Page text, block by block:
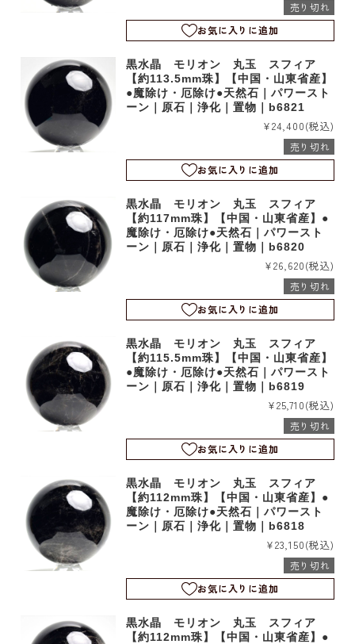
売り切れ
お気に入りに追加
黒水晶 モリオン 丸玉 スフィア
【約113.5mm珠】【中国・山東省産】
●魔除け・厄除け●天然石｜パワースト
ーン｜原石｜浄化｜置物｜b6821
¥24,400(税込)
売り切れ
お気に入りに追加
黒水晶 モリオン 丸玉 スフィア
【約117mm珠】【中国・山東省産】●
魔除け・厄除け●天然石｜パワースト
ーン｜原石｜浄化｜置物｜b6820
¥26,620(税込)
売り切れ
お気に入りに追加
黒水晶 モリオン 丸玉 スフィア
【約115.5mm珠】【中国・山東省産】
●魔除け・厄除け●天然石｜パワースト
ーン｜原石｜浄化｜置物｜b6819
¥25,710(税込)
売り切れ
お気に入りに追加
黒水晶 モリオン 丸玉 スフィア
【約112mm珠】【中国・山東省産】●
魔除け・厄除け●天然石｜パワースト
ーン｜原石｜浄化｜置物｜b6818
¥23,150(税込)
売り切れ
お気に入りに追加
黒水晶 モリオン 丸玉 スフィア
【約112mm珠】【中国・山東省産】●